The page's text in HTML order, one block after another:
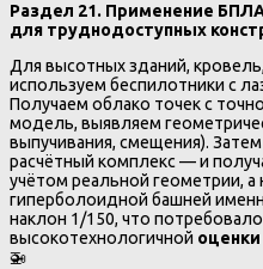
Раздел 21. Применение
для труднодоступных
Для высотных зданий,
используем беспилотники с
Получаем облако точек с
модель, выявляем
выпучивания, смещения).
расчётный комплекс — и
учётом реальной геометрии, а
гиперболоидной башней
наклон 1/150, что
высокотехнологичной
🚁